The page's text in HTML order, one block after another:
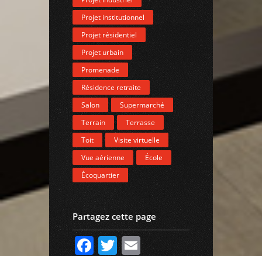
Projet institutionnel
Projet résidentiel
Projet urbain
Promenade
Résidence retraite
Salon
Supermarché
Terrain
Terrasse
Toit
Visite virtuelle
Vue aérienne
École
Écoquartier
Partagez cette page
Facebook
Twitter
Email